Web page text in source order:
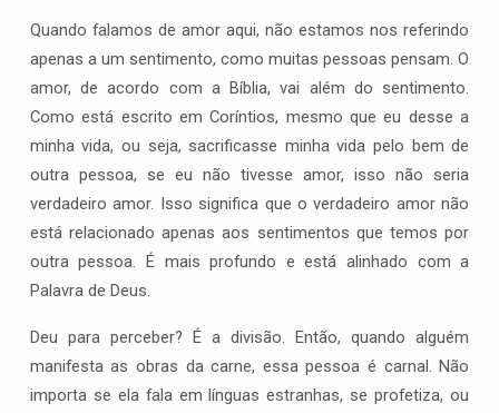
Quando falamos de amor aqui, não estamos nos referindo
apenas a um sentimento, como muitas pessoas pensam. O
amor, de acordo com a Bíblia, vai além do sentimento.
Como está escrito em Coríntios, mesmo que eu desse a
minha vida, ou seja, sacrificasse minha vida pelo bem de
outra pessoa, se eu não tivesse amor, isso não seria
verdadeiro amor. Isso significa que o verdadeiro amor não
está relacionado apenas aos sentimentos que temos por
outra pessoa. É mais profundo e está alinhado com a
Palavra de Deus.
Deu para perceber? É a divisão. Então, quando alguém
manifesta as obras da carne, essa pessoa é carnal. Não
importa se ela fala em línguas estranhas, se profetiza, ou